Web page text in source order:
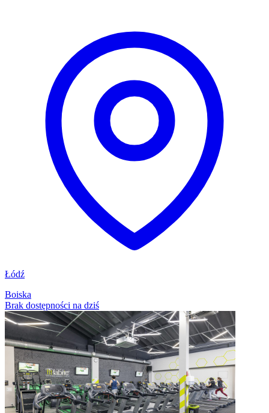
Łódź
Boiska
Brak dostępności na dziś